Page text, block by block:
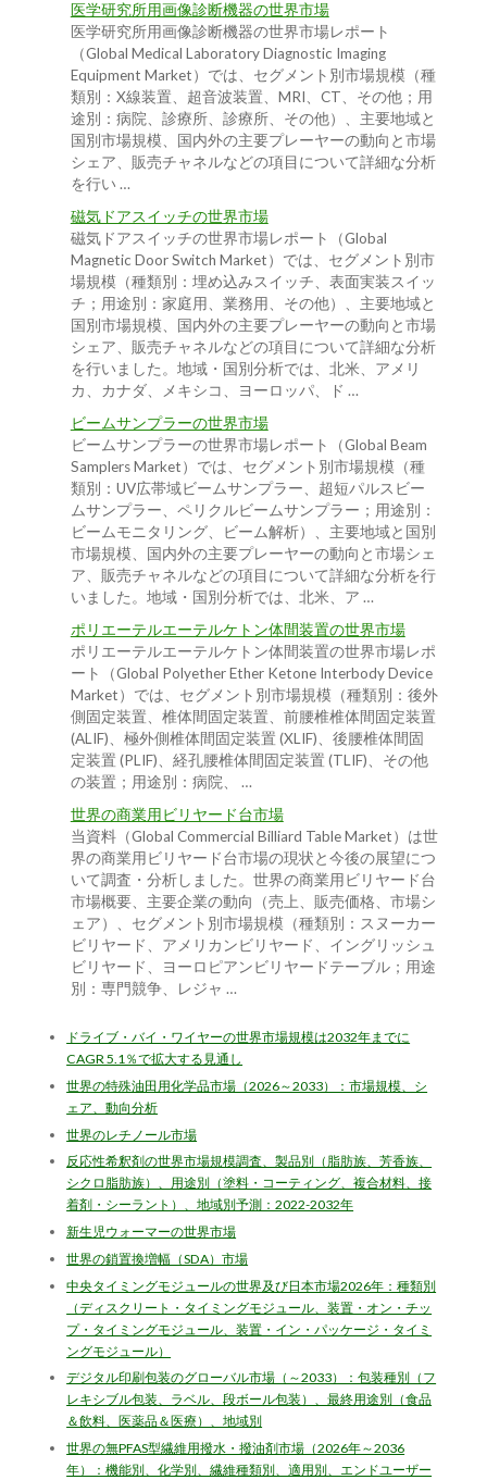
医学研究所用画像診断機器の世界市場
医学研究所用画像診断機器の世界市場レポート
（Global Medical Laboratory Diagnostic Imaging
Equipment Market）では、セグメント別市場規模（種
類別：X線装置、超音波装置、MRI、CT、その他；用
途別：病院、診療所、診療所、その他）、主要地域と
国別市場規模、国内外の主要プレーヤーの動向と市場
シェア、販売チャネルなどの項目について詳細な分析
を行い …
磁気ドアスイッチの世界市場
磁気ドアスイッチの世界市場レポート（Global
Magnetic Door Switch Market）では、セグメント別市
場規模（種類別：埋め込みスイッチ、表面実装スイッ
チ；用途別：家庭用、業務用、その他）、主要地域と
国別市場規模、国内外の主要プレーヤーの動向と市場
シェア、販売チャネルなどの項目について詳細な分析
を行いました。地域・国別分析では、北米、アメリ
カ、カナダ、メキシコ、ヨーロッパ、ド …
ビームサンプラーの世界市場
ビームサンプラーの世界市場レポート（Global Beam
Samplers Market）では、セグメント別市場規模（種
類別：UV広帯域ビームサンプラー、超短パルスビー
ムサンプラー、ペリクルビームサンプラー；用途別：
ビームモニタリング、ビーム解析）、主要地域と国別
市場規模、国内外の主要プレーヤーの動向と市場シェ
ア、販売チャネルなどの項目について詳細な分析を行
いました。地域・国別分析では、北米、ア …
ポリエーテルエーテルケトン体間装置の世界市場
ポリエーテルエーテルケトン体間装置の世界市場レポ
ート（Global Polyether Ether Ketone Interbody Device
Market）では、セグメント別市場規模（種類別：後外
側固定装置、椎体間固定装置、前腰椎椎体間固定装置
(ALIF)、極外側椎体間固定装置 (XLIF)、後腰椎体間固
定装置 (PLIF)、経孔腰椎体間固定装置 (TLIF)、その他
の装置；用途別：病院、 …
世界の商業用ビリヤード台市場
当資料（Global Commercial Billiard Table Market）は世
界の商業用ビリヤード台市場の現状と今後の展望につ
いて調査・分析しました。世界の商業用ビリヤード台
市場概要、主要企業の動向（売上、販売価格、市場シ
ェア）、セグメント別市場規模（種類別：スヌーカー
ビリヤード、アメリカンビリヤード、イングリッシュ
ビリヤード、ヨーロピアンビリヤードテーブル；用途
別：専門競争、レジャ …
ドライブ・バイ・ワイヤーの世界市場規模は2032年までに
CAGR 5.1％で拡大する見通し
世界の特殊油田用化学品市場（2026～2033）：市場規模、シ
ェア、動向分析
世界のレチノール市場
反応性希釈剤の世界市場規模調査、製品別（脂肪族、芳香族、
シクロ脂肪族）、用途別（塗料・コーティング、複合材料、接
着剤・シーラント）、地域別予測：2022-2032年
新生児ウォーマーの世界市場
世界の鎖置換増幅（SDA）市場
中央タイミングモジュールの世界及び日本市場2026年：種類別
（ディスクリート・タイミングモジュール、装置・オン・チッ
プ・タイミングモジュール、装置・イン・パッケージ・タイミ
ングモジュール）
デジタル印刷包装のグローバル市場（～2033）：包装種別（フ
レキシブル包装、ラベル、段ボール包装）、最終用途別（食品
＆飲料、医薬品＆医療）、地域別
世界の無PFAS型繊維用撥水・撥油剤市場（2026年～2036
年）：機能別、化学別、繊維種類別、適用別、エンドユーザー